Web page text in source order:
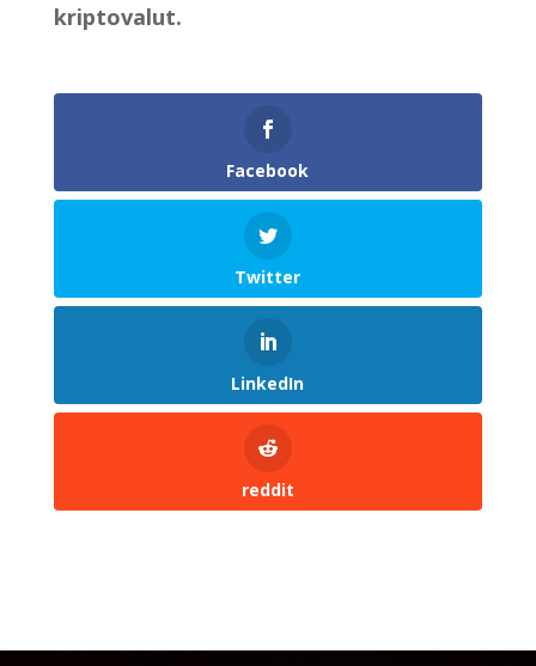
kriptovalut.
Facebook
Twitter
LinkedIn
reddit